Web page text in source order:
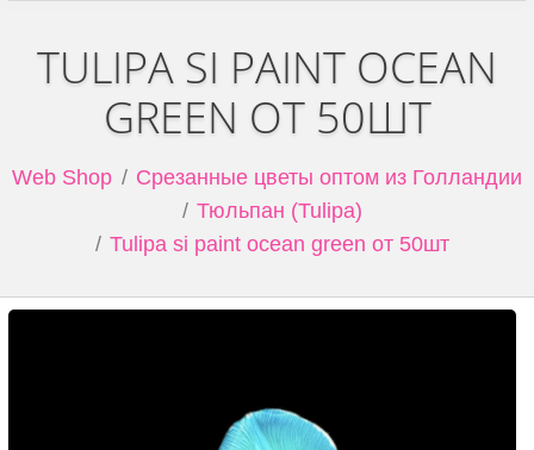
TULIPA SI PAINT OCEAN
GREEN ОТ 50ШТ
Web Shop
Срезанные цветы оптом из Голландии
Тюльпан (Tulipa)
Tulipa si paint ocean green от 50шт